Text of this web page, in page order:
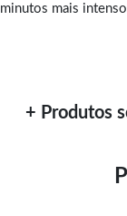
minutos mais
+ Produtos